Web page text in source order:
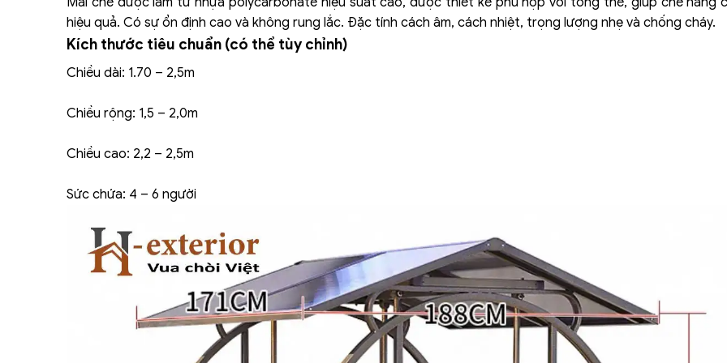
hiệu quả. Có sự ổn định cao và không rung lắc. Đặc tính cách âm, cách nhiệt, trọng lượng nhẹ và chống cháy.
Kích thước tiêu chuẩn (có thể tùy chỉnh)
Chiều dài: 1.70 – 2,5m
Chiều rộng: 1,5 – 2,0m
Chiều cao: 2,2 – 2,5m
Sức chứa: 4 – 6 người